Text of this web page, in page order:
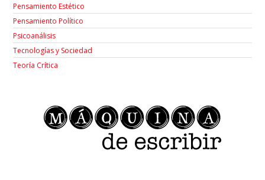
Pensamiento Estético
Pensamiento Político
Psicoanálisis
Tecnologías y Sociedad
Teoría Crítica